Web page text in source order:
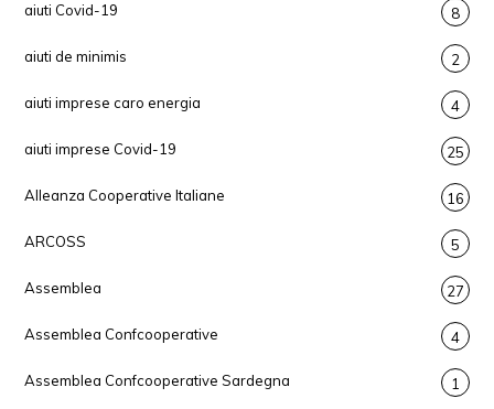
aiuti Covid-19 8
aiuti de minimis 2
aiuti imprese caro energia 4
aiuti imprese Covid-19 25
Alleanza Cooperative Italiane 16
ARCOSS 5
Assemblea 27
Assemblea Confcooperative 4
Assemblea Confcooperative Sardegna 1